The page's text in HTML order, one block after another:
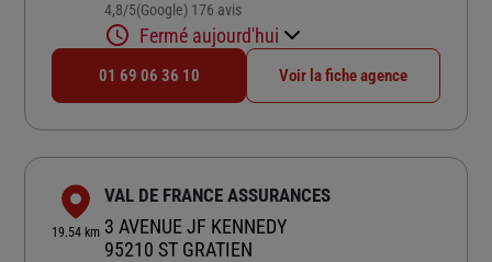
4,8/5Note de 4.8 sur 5
(Google) 176 avis
Fermé aujourd'hui
01 69 06 36 10 Voir la fiche agence
19.54 km
VAL DE FRANCE ASSURANCES
3 AVENUE JF KENNEDY
95210 ST GRATIEN